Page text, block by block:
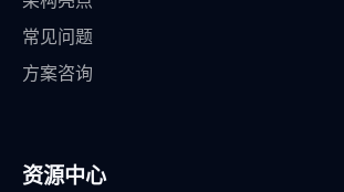
常见问题
方案咨询
资源中心